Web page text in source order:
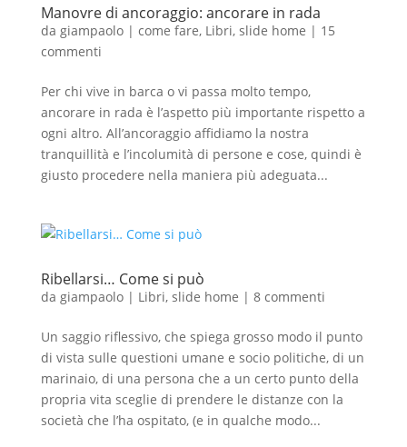
Manovre di ancoraggio: ancorare in rada
da giampaolo| come fare, Libri, slide home | 15
commenti
Per chi vive in barca o vi passa molto tempo,
ancorare in rada è l’aspetto più importante rispetto a
ogni altro. All’ancoraggio affidiamo la nostra
tranquillità e l’incolumità di persone e cose, quindi è
giusto procedere nella maniera più adeguata...
Ribellarsi… Come si può
da giampaolo| Libri, slide home | 8 commenti
Un saggio riflessivo, che spiega grosso modo il punto
di vista sulle questioni umane e socio politiche, di un
marinaio, di una persona che a un certo punto della
propria vita sceglie di prendere le distanze con la
società che l’ha ospitato, (e in qualche modo...